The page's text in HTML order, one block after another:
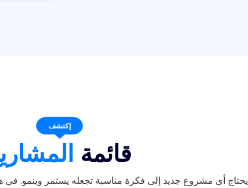
إكتشف
قائمة
يحتاج أي مشروع جديد إلى فكرة مناسبة تجعله يستمر وينمو. في